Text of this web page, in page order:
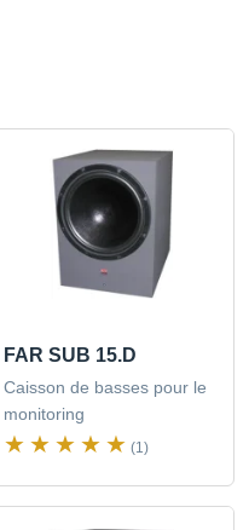
FAR SUB 15.D
Caisson de basses pour le
monitoring
(1)